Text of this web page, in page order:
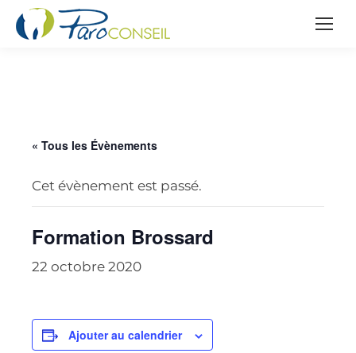
« Tous les Évènements
Cet évènement est passé.
Formation Brossard
22 octobre 2020
Ajouter au calendrier